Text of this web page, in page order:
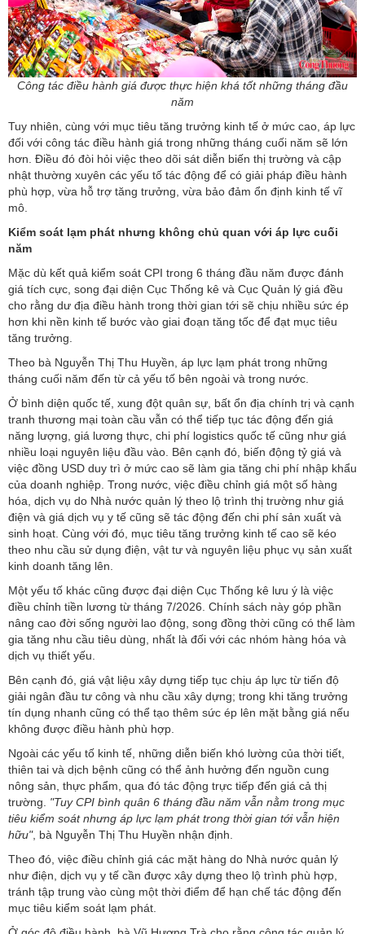
Công tác điều hành giá được thực hiện khá tốt những tháng đầu
năm
Tuy nhiên, cùng với mục tiêu tăng trưởng kinh tế ở mức cao, áp lực
đối với công tác điều hành giá trong những tháng cuối năm sẽ lớn
hơn. Điều đó đòi hỏi việc theo dõi sát diễn biến thị trường và cập
nhật thường xuyên các yếu tố tác động để có giải pháp điều hành
phù hợp, vừa hỗ trợ tăng trưởng, vừa bảo đảm ổn định kinh tế vĩ
mô.
Kiểm soát lạm phát nhưng không chủ quan với áp lực cuối
năm
Mặc dù kết quả kiểm soát CPI trong 6 tháng đầu năm được đánh
giá tích cực, song đại diện Cục Thống kê và Cục Quản lý giá đều
cho rằng dư địa điều hành trong thời gian tới sẽ chịu nhiều sức ép
hơn khi nền kinh tế bước vào giai đoạn tăng tốc để đạt mục tiêu
tăng trưởng.
Theo bà Nguyễn Thị Thu Huyền, áp lực lạm phát trong những
tháng cuối năm đến từ cả yếu tố bên ngoài và trong nước.
Ở bình diện quốc tế, xung đột quân sự, bất ổn địa chính trị và cạnh
tranh thương mại toàn cầu vẫn có thể tiếp tục tác động đến giá
năng lượng, giá lương thực, chi phí logistics quốc tế cũng như giá
nhiều loại nguyên liệu đầu vào. Bên cạnh đó, biến động tỷ giá và
việc đồng USD duy trì ở mức cao sẽ làm gia tăng chi phí nhập khẩu
của doanh nghiệp. Trong nước, việc điều chỉnh giá một số hàng
hóa, dịch vụ do Nhà nước quản lý theo lộ trình thị trường như giá
điện và giá dịch vụ y tế cũng sẽ tác động đến chi phí sản xuất và
sinh hoạt. Cùng với đó, mục tiêu tăng trưởng kinh tế cao sẽ kéo
theo nhu cầu sử dụng điện, vật tư và nguyên liệu phục vụ sản xuất
kinh doanh tăng lên.
Một yếu tố khác cũng được đại diện Cục Thống kê lưu ý là việc
điều chỉnh tiền lương từ tháng 7/2026. Chính sách này góp phần
nâng cao đời sống người lao động, song đồng thời cũng có thể làm
gia tăng nhu cầu tiêu dùng, nhất là đối với các nhóm hàng hóa và
dịch vụ thiết yếu.
Bên cạnh đó, giá vật liệu xây dựng tiếp tục chịu áp lực từ tiến độ
giải ngân đầu tư công và nhu cầu xây dựng; trong khi tăng trưởng
tín dụng nhanh cũng có thể tạo thêm sức ép lên mặt bằng giá nếu
không được điều hành phù hợp.
Ngoài các yếu tố kinh tế, những diễn biến khó lường của thời tiết,
thiên tai và dịch bệnh cũng có thể ảnh hưởng đến nguồn cung
nông sản, thực phẩm, qua đó tác động trực tiếp đến giá cả thị
trường. "Tuy CPI bình quân 6 tháng đầu năm vẫn nằm trong mục
tiêu kiểm soát nhưng áp lực lạm phát trong thời gian tới vẫn hiện
hữu", bà Nguyễn Thị Thu Huyền nhận định.
Theo đó, việc điều chỉnh giá các mặt hàng do Nhà nước quản lý
như điện, dịch vụ y tế cần được xây dựng theo lộ trình phù hợp,
tránh tập trung vào cùng một thời điểm để hạn chế tác động đến
mục tiêu kiểm soát lạm phát.